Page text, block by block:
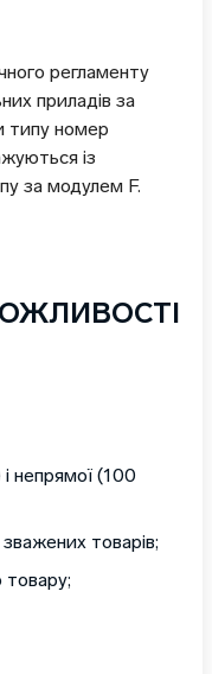
регламенту
приладів за
типу номер
із
за модулем F.
і непрямої (100
товарів;
товару;